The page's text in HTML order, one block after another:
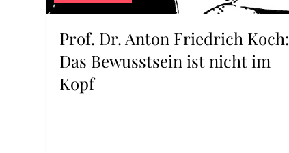
Prof. Dr. Anton Friedrich Koch:
Das Bewusstsein ist nicht im
Kopf